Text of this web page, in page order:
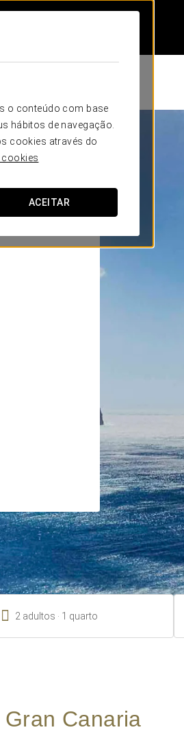
o conteúdo com base
hábitos de navegação.
cookies através do
cookies
ACEITAR
 2 adultos 1 quarto
Canaria